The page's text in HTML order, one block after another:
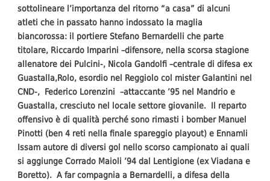
sottolineare l’importanza del ritorno “a casa” di alcuni
atleti che in passato hanno indossato la maglia
biancorossa: il portiere Stefano Bernardelli che parte
titolare, Riccardo Imparini –difensore, nella scorsa stagione
allenatore dei Pulcini-, Nicola Gandolfi –centrale di difesa ex
Guastalla,Rolo, esordio nel Reggiolo col mister Galantini nel
CND-, Federico Lorenzini –attaccante ’95 nel Mandrio e
Guastalla, cresciuto nel locale settore giovanile. Il reparto
offensivo è di qualità perché sono rimasti i bomber Manuel
Pinotti (ben 4 reti nella finale spareggio playout) e Ennamli
Issam autore di diversi gol nello scorso campionato ai quali
si aggiunge Corrado Maioli ’94 dal Lentigione (ex Viadana e
Boretto). A far compagnia a Bernardelli, a difesa della